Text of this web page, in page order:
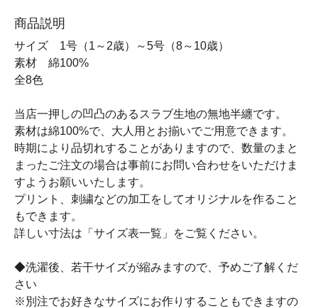
商品説明
サイズ 1号（1～2歳）～5号（8～10歳）
素材 綿100%
全8色
当店一押しの凹凸のあるスラブ生地の無地半纏です。
素材は綿100%で、大人用とお揃いでご用意できます。
時期により品切れすることがありますので、数量のまと
まったご注文の場合は事前にお問い合わせをいただけま
すようお願いいたします。
プリント、刺繍などの加工をしてオリジナルを作ること
もできます。
詳しい寸法は「サイズ表一覧」をご覧ください。
◆洗濯後、若干サイズが縮みますので、予めご了解くだ
さい
※別注でお好きなサイズにお作りすることもできますの